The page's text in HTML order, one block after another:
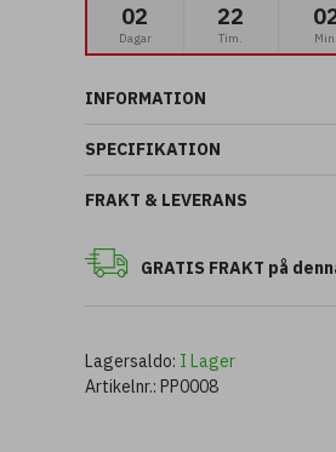
INFORMATION
SPECIFIKATION
FRAKT & LEVERANS
GRATIS FRAKT på
02
Dagar
22
Tim. Min.
Lagersaldo: I Lager
Artikelnr.: PP0008